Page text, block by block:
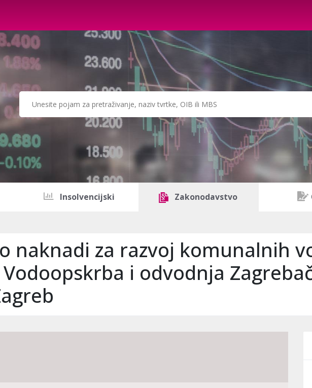
Insolvencijski Zakonodavstvo
naknadi za razvoj komunalnih
i odvodnja